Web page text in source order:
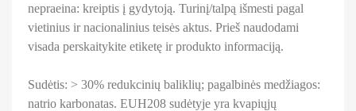
nepraeina: kreiptis į gydytoją. Turinį/talpą išmesti pagal
vietinius ir nacionalinius teisės aktus. Prieš naudodami
visada perskaitykite etiketę ir produkto informaciją.
Sudėtis: > 30% redukcinių baliklių; pagalbinės medžiagos:
natrio karbonatas. EUH208 sudėtyje yra kvapiųjų